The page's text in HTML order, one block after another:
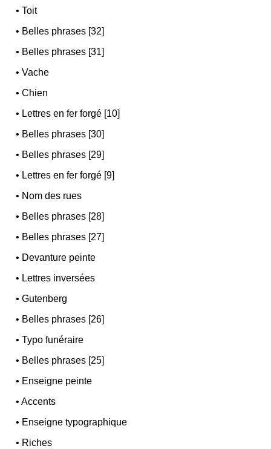
•Toit
• Belles phrases [32]
• Belles phrases [31]
•Vache
•Chien
• Lettres en fer forgé [10]
• Belles phrases [30]
• Belles phrases [29]
• Lettres en fer forgé [9]
• Nom des rues
• Belles phrases [28]
• Belles phrases [27]
• Devanture peinte
• Lettres inversées
•Gutenberg
• Belles phrases [26]
•Typo funéraire
• Belles phrases [25]
• Enseigne peinte
•Accents
• Enseigne typographique
• Riches